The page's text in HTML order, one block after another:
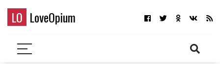
LO LoveOpium